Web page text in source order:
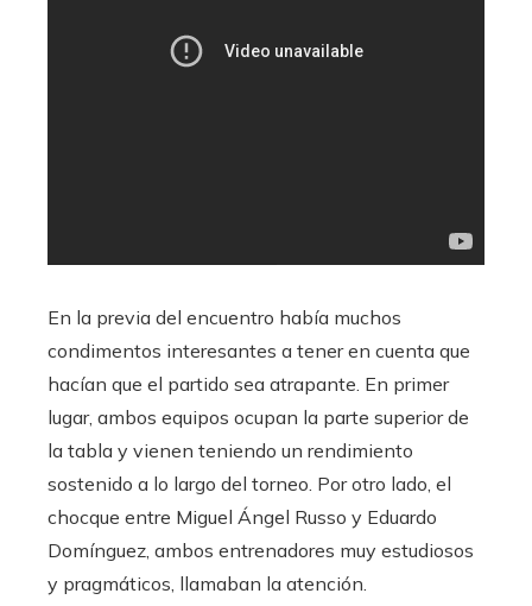
En la previa del encuentro había muchos
condimentos interesantes a tener en cuenta que
hacían que el partido sea atrapante. En primer
lugar, ambos equipos ocupan la parte superior de
la tabla y vienen teniendo un rendimiento
sostenido a lo largo del torneo. Por otro lado, el
chocque entre Miguel Ángel Russo y Eduardo
Domínguez, ambos entrenadores muy estudiosos
y pragmáticos, llamaban la atención.